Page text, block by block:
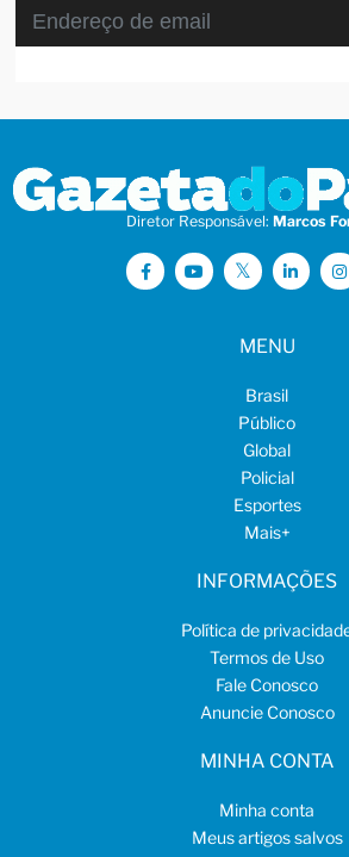
Diretor Responsável: Marcos
MENU
Brasil
Público
Global
Policial
Esportes
Mais+
INFORMAÇÕES
Política de
Termos de Uso
Fale Conosco
Anuncie Conosco
MINHA CONTA
Minha conta
Meus artigos salvos